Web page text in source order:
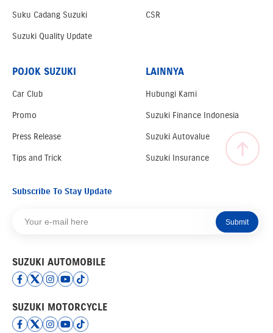
Suku Cadang Suzuki
Suzuki Quality Update
CSR
POJOK SUZUKI
Car Club
Promo
Press Release
Tips and Trick
LAINNYA
Hubungi Kami
Suzuki Finance Indonesia
Suzuki Autovalue
Suzuki Insurance
Subscribe To Stay Update
Submit
SUZUKI AUTOMOBILE
SUZUKI MOTORCYCLE